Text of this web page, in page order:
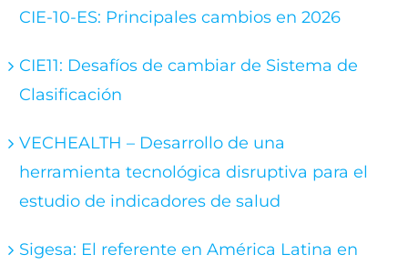
CIE-10-ES: Principales cambios en 2026
CIE11: Desafíos de cambiar de Sistema de
Clasificación
VECHEALTH – Desarrollo de una
herramienta tecnológica disruptiva para el
estudio de indicadores de salud
Sigesa: El referente en América Latina en